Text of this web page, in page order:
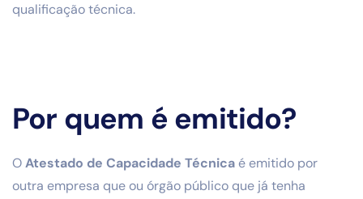
qualificação técnica.
Por quem é emitido?
OAtestado de Capacidade Técnica é emitido por
outra empresa que ou órgão público que já tenha